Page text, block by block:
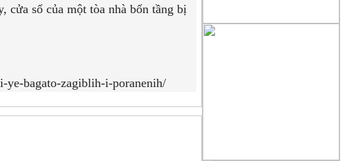
cửa sổ của một tòa nhà bốn tầng bị
ye-bagato-zagiblih-i-poranenih/